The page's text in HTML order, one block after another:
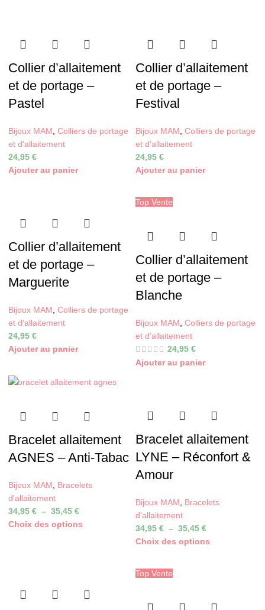
Collier d’allaitement
et de portage –
Pastel
Bijoux MAM Colliers de portage
et d'allaitement
24,95 €
Ajouter au panier
Collier d’allaitement
et de portage –
Festival
Bijoux MAM Colliers de portage
et d'allaitement
24,95 €
Ajouter au panier
Collier d’allaitement
et de portage –
Marguerite
Bijoux MAM Colliers de portage
et d'allaitement
24,95 €
Ajouter au panier
Top Vente
Collier d’allaitement
et de portage –
Blanche
Bijoux MAM Colliers de portage
et d'allaitement
24,95 €
Ajouter au panier
Bracelet allaitement
AGNES – Anti-Tabac
Bijoux MAM, Bracelets
d'allaitement
34,95 € – 35,45 €
Choix des options
Bracelet allaitement
LYNE – Réconfort &
Amour
Bijoux MAM
Bracelets
d'allaitement
34,95 € – 35,45 €
Choix des options
Top Vente